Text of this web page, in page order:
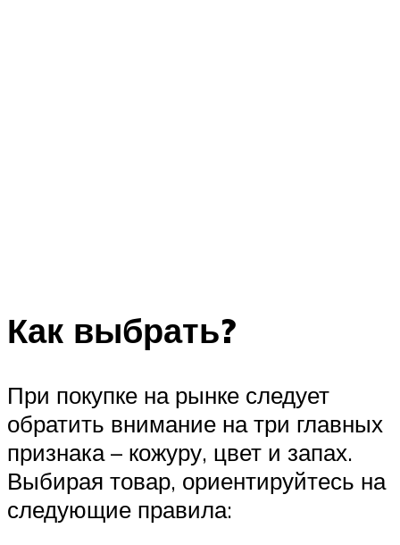
Как выбрать?
При покупке на рынке следует
обратить внимание на три главных
признака – кожуру, цвет и запах.
Выбирая товар, ориентируйтесь на
следующие правила: